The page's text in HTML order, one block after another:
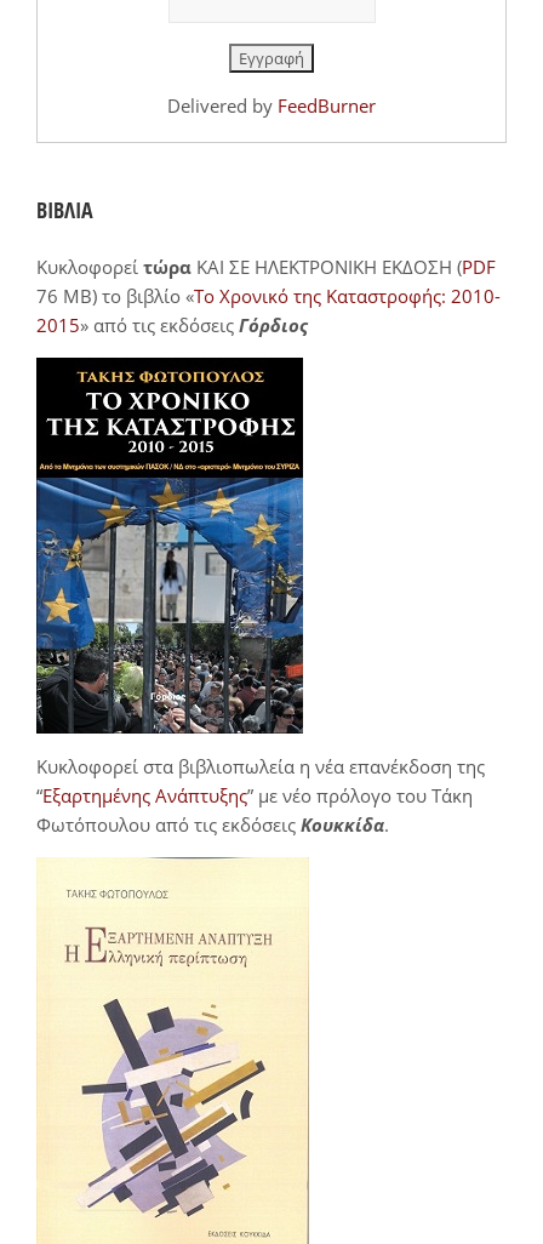
Delivered by FeedBurner
ΒΙΒΛΙΑ
Κυκλοφορεί τώρα ΚΑΙ ΣΕ ΗΛΕΚΤΡΟΝΙΚΗ ΕΚΔΟΣΗ (PDF
76 MB) το βιβλίο «Το Χρονικό της Καταστροφής: 2010-
2015» από τις εκδόσεις Γόρδιος
Κυκλοφορεί στα βιβλιοπωλεία η νέα επανέκδοση της
“Εξαρτημένης Ανάπτυξης” με νέο πρόλογο του Τάκη
Φωτόπουλου από τις εκδόσεις Κουκκίδα.